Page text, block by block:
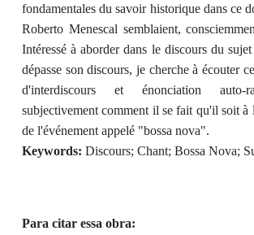
fondamentales du savoir historique dans ce
Roberto Menescal semblaient,
Intéressé à aborder dans le discours du
dépasse son discours, je cherche à écouter
d'interdiscours et énonciation auto-
subjectivement comment il se fait qu'il soit à
de l'événement appelé "bossa nova".
Keywords: Discours; Chant; Bossa Nova;
Para citar essa obra: